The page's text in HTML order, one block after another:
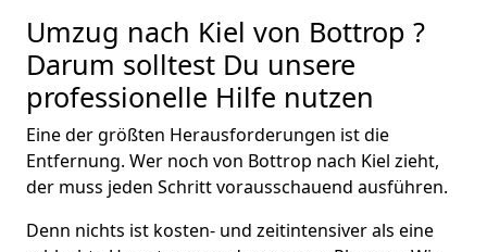
Umzug nach Kiel von Bottrop ?
Darum solltest Du unsere
professionelle Hilfe nutzen
Eine der größten Herausforderungen ist die
Entfernung. Wer noch von Bottrop nach Kiel zieht,
der muss jeden Schritt vorausschauend ausführen.
Denn nichts ist kosten- und zeitintensiver als eine